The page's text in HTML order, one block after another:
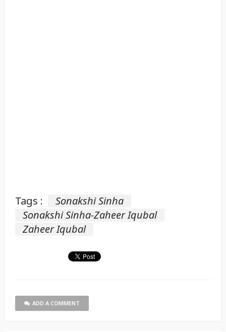
Tags :
Sonakshi Sinha
Sonakshi Sinha-Zaheer Iqubal
Zaheer Iqubal
ADD A COMMENT